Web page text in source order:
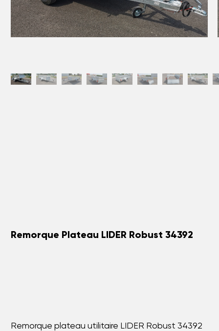
Remorque Plateau LIDER Robust 34392
Remorque plateau utilitaire LIDER Robust 34392